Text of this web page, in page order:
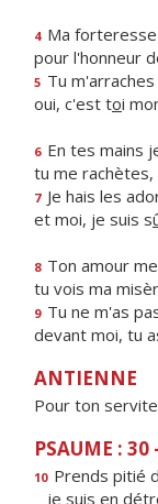
4 Ma
pour l'honneur
5 Tu m'arraches
oui, c'est toi
6 En tes mains
tu me rachètes,
7 Je hais les
et moi, je suis s
8 Ton amour
tu vois ma
9 Tu ne m'as
devant moi, tu
ANTIENNE
Pour ton
PSAUME : 30
10 Prends pitié
je suis en